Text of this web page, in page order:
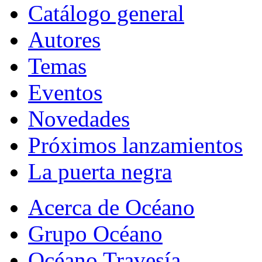
Catálogo general
Autores
Temas
Eventos
Novedades
Próximos lanzamientos
La puerta negra
Acerca de Océano
Grupo Océano